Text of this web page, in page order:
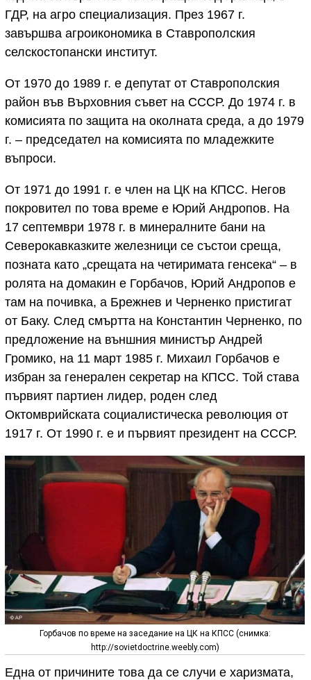
ГДР, на агро специализация. През 1967 г.
завършва агроикономика в Ставрополския
селскостопански институт.
От 1970 до 1989 г. е депутат от Ставрополския
район във Върховния съвет на СССР. До 1974 г. в
комисията по защита на околната среда, а до 1979
г. – председател на комисията по младежките
въпроси.
От 1971 до 1991 г. е член на ЦК на КПСС. Негов
покровител по това време е Юрий Андропов. На
17 септември 1978 г. в минералните бани на
Северокавказките железници се състои среща,
позната като „срещата на четиримата генсека“ – в
ролята на домакин е Горбачов, Юрий Андропов е
там на почивка, а Брежнев и Черненко пристигат
от Баку. След смъртта на Константин Черненко, по
предложение на външния министър Андрей
Громико, на 11 март 1985 г. Михаил Горбачов е
избран за генерален секретар на КПСС. Той става
първият партиен лидер, роден след
Октомврийската социалистическа революция от
1917 г. От 1990 г. е и първият президент на СССР.
Горбачов по време на заседание на ЦК на КПСС (снимка:
http://sovietdoctrine.weebly.com)
Една от причините това да се случи е харизмата,